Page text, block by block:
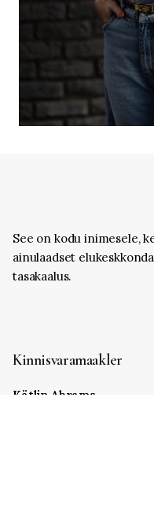
See on kodu inimesele,
ainulaadset
tasakaalus.
Kinnisvaramaakler
Kätlin Abrams